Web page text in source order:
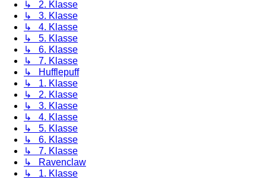
↳ 2. Klasse
↳ 3. Klasse
↳ 4. Klasse
↳ 5. Klasse
↳ 6. Klasse
↳ 7. Klasse
↳ Hufflepuff
↳ 1. Klasse
↳ 2. Klasse
↳ 3. Klasse
↳ 4. Klasse
↳ 5. Klasse
↳ 6. Klasse
↳ 7. Klasse
↳ Ravenclaw
↳ 1. Klasse